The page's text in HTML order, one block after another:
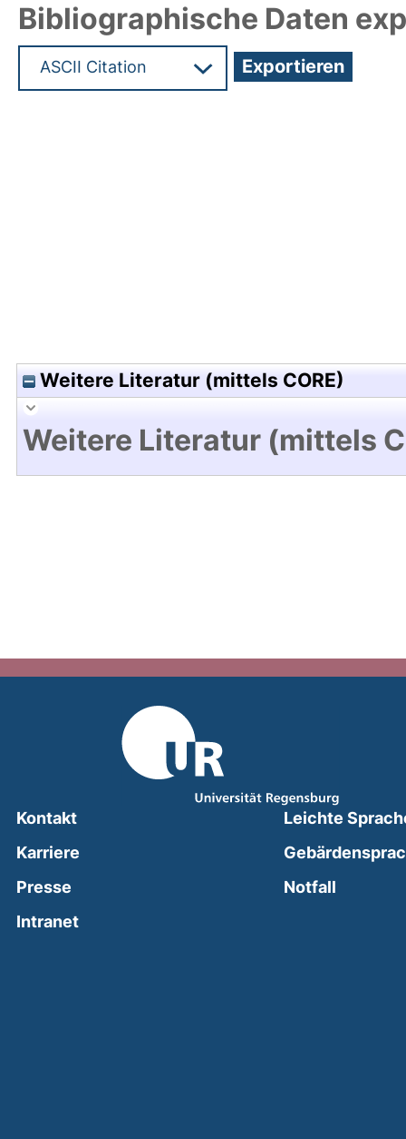
Bibliographische Daten
Weitere Literatur (mittels CORE)
Weitere Literatur (mittels
Kontakt
Karriere
Presse
Intranet(external link, opens in a new window)
Leichte
Notfall